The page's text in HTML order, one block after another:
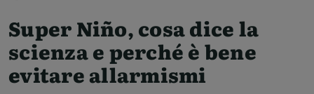
Super Niño, cosa dice la
scienza e perché è bene
evitare allarmismi